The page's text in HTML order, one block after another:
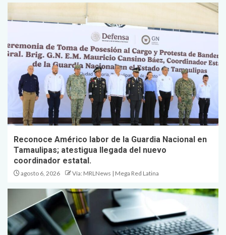
Reconoce Américo labor de la Guardia Nacional en
Tamaulipas; atestigua llegada del nuevo
coordinador estatal.
agosto 6, 2026 Vía: MRLNews | Mega Red Latina